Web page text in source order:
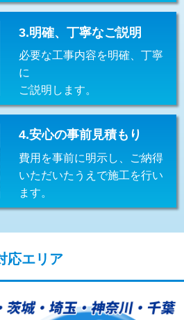
11,000円+材料費
13,200円
16,500円
分岐水栓） 16,500円
)
置) 5,500円
（バンド止
5,500円
3.明確、丁寧なご説明
必要な工事内容を明確、丁寧
に
ご説明します。
4.安心の事前見積もり
費用を事前に明示し、ご納得
いただいたうえで施工を行い
ます。
応エリア